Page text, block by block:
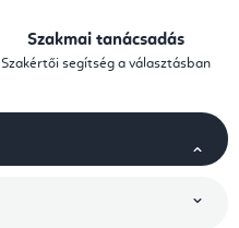
Szakmai tanácsadás
Szakértői segítség a választásban